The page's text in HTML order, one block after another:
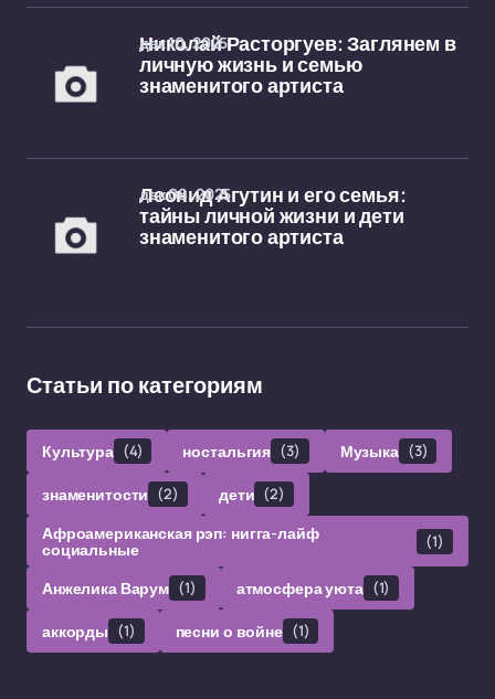
Николай Расторгуев: Заглянем в
личную жизнь и семью
знаменитого артиста
дек 10, 2025
Леонид Агутин и его семья:
тайны личной жизни и дети
знаменитого артиста
дек 08, 2025
Статьи по категориям
Культура (4) ностальгия (3) Музыка (3)
знаменитости (2) дети (2)
Афроамериканская рэп: нигга-лайф
социальные (1)
Анжелика Варум (1) атмосфера уюта (1)
аккорды (1) песни о войне (1)